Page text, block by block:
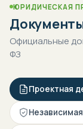
ЮРИДИЧЕСКАЯ
Официальные
ФЗ
Проектная